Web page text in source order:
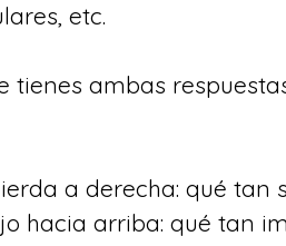
etc.
tienes ambas
a derecha: qué tan
hacia arriba: qué tan